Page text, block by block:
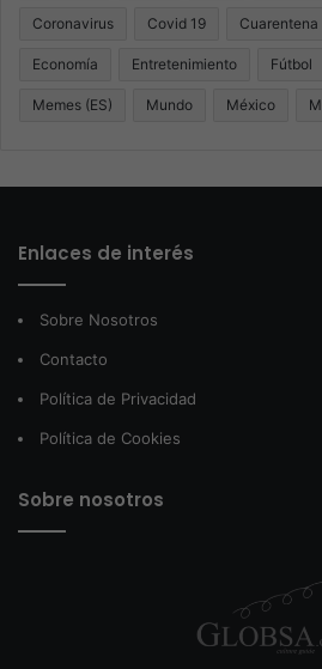
Coronavirus Covid 19 Cuarentena
Economía Entretenimiento Fútbol
Memes (ES) Mundo México
Enlaces de interés
Sobre Nosotros
Contacto
Política de Privacidad
Política de Cookies
Sobre nosotros